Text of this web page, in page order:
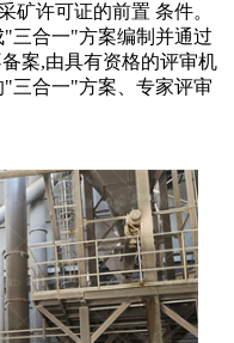
矿许可证的前置 条件。
三合一"方案编制并通过
案,由具有资格的评审机
三合一"方案、专家评审